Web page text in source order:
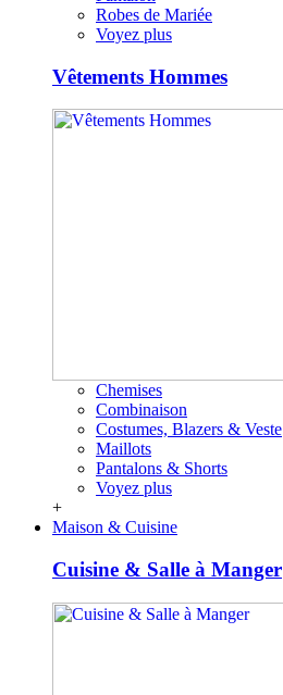
Robes de Mariée
Voyez plus
Vêtements Hommes
Chemises
Combinaison
Costumes, Blazers & Veste
Maillots
Pantalons & Shorts
Voyez plus
+
Maison & Cuisine
Cuisine & Salle à Manger